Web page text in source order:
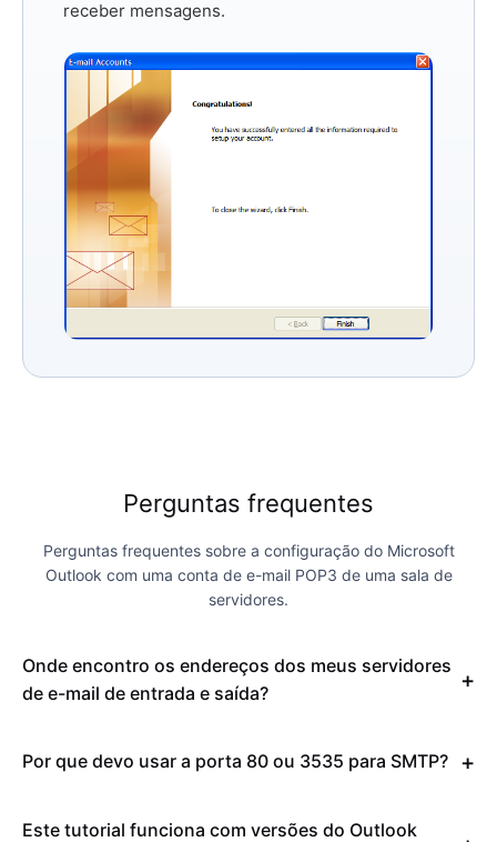
receber mensagens.
Perguntas frequentes
Perguntas frequentes sobre a configuração do Microsoft
Outlook com uma conta de e-mail POP3 de uma sala de
servidores.
Onde encontro os endereços dos meus servidores
de e-mail de entrada e saída?
Por que devo usar a porta 80 ou 3535 para SMTP?
Este tutorial funciona com versões do Outlook